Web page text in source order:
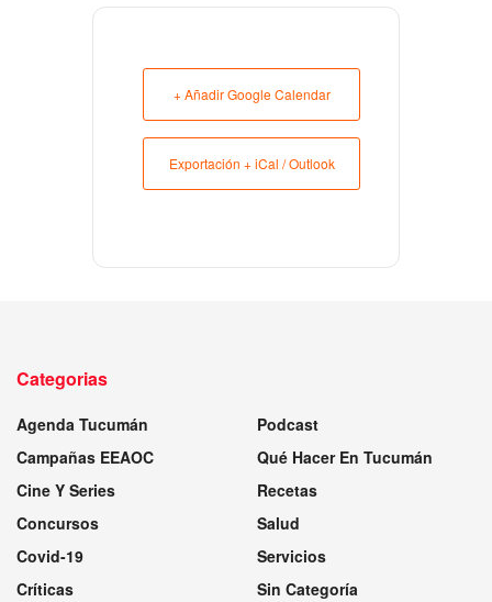
+ Añadir Google Calendar
Exportación + iCal / Outlook
Categorias
Agenda Tucumán
Campañas EEAOC
Cine Y Series
Concursos
Covid-19
Críticas
Podcast
Qué Hacer En Tucumán
Recetas
Salud
Servicios
Sin Categoría